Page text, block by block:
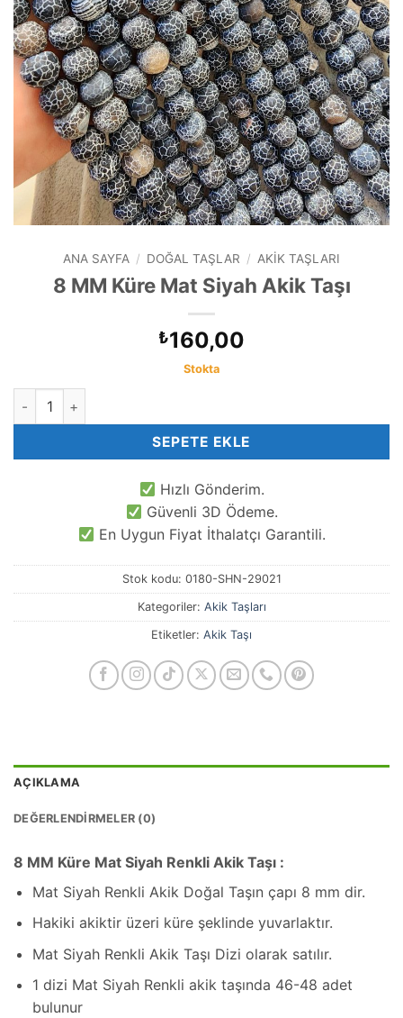
ANA SAYFA / DOĞAL TAŞLAR / AKIK TAŞLARI
8 MM Küre Mat Siyah Akik Taşı
₺160,00
Stokta
8 MM Küre Mat Siyah Akik Taşı adet
SEPETE EKLE
Hızlı Gönderim.
Güvenli 3D Ödeme.
En Uygun Fiyat İthalatçı Garantili.
Stok kodu: 0180-SHN-29021
Kategoriler: Akik Taşları
Etiketler: Akik Taşı
AÇIKLAMA
DEĞERLENDIRMELER (0)
8 MM Küre Mat Siyah Renkli Akik Taşı :
Mat Siyah Renkli Akik Doğal Taşın çapı 8 mm dir.
Hakiki akiktir üzeri küre şeklinde yuvarlaktır.
Mat Siyah Renkli Akik Taşı Dizi olarak satılır.
1 dizi Mat Siyah Renkli akik taşında 46-48 adet
bulunur